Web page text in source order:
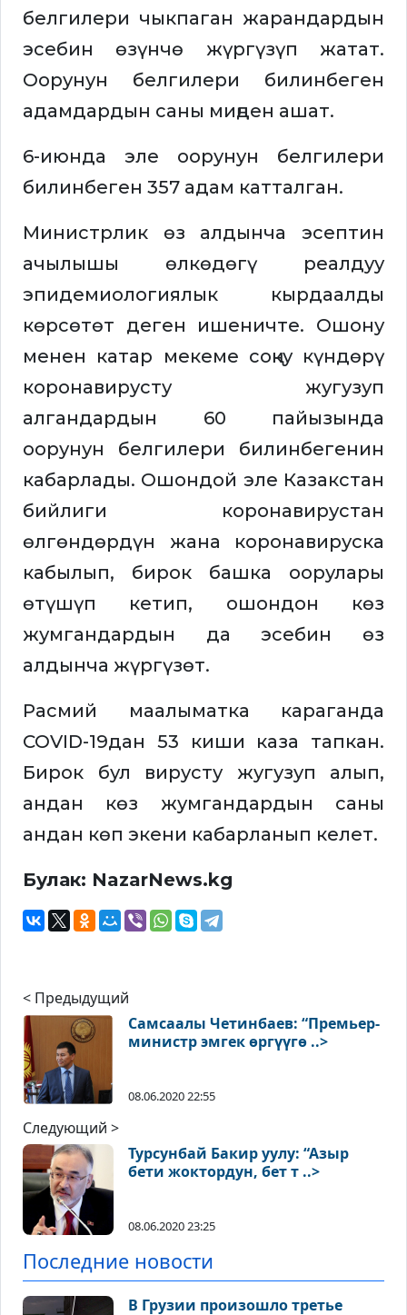
белгилери чыкпаган жарандардын
эсебин өзүнчө жүргүзүп жатат.
Оорунун белгилери билинбеген
адамдардын саны миңден ашат.
6-июнда эле оорунун белгилери
билинбеген 357 адам катталган.
Министрлик өз алдынча эсептин
ачылышы өлкөдөгү реалдуу
эпидемиологиялык кырдаалды
көрсөтөт деген ишеничте. Ошону
менен катар мекеме соңку күндөрү
коронавирусту жугузуп
алгандардын 60 пайызында
оорунун белгилери билинбегенин
кабарлады. Ошондой эле Казакстан
бийлиги коронавирустан
өлгөндөрдүн жана коронавируска
кабылып, бирок башка оорулары
өтүшүп кетип, ошондон көз
жумгандардын да эсебин өз
алдынча жүргүзөт.
Расмий маалыматка караганда
COVID-19дан 53 киши каза тапкан.
Бирок бул вирусту жугузуп алып,
андан көз жумгандардын саны
андан көп экени кабарланып келет.
Булак: NazarNews.kg
< Предыдущий
Самсаалы Четинбаев: “Премьер-
министр эмгек өргүүгө ..>
08.06.2020 22:55
Следующий >
Турсунбай Бакир уулу: “Азыр
бети жоктордун, бет т ..>
08.06.2020 23:25
Последние новости
В Грузии произошло третье